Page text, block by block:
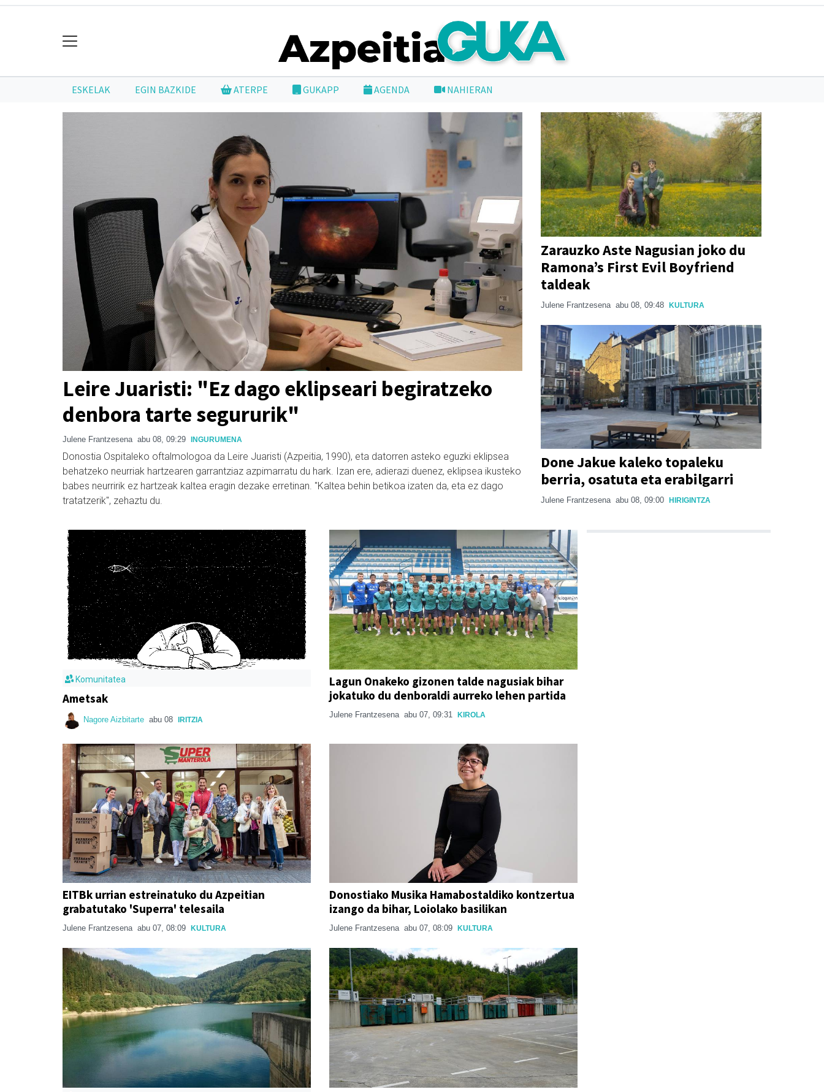
ESKELAK EGIN BAZKIDE ATERPE GUKAPP AGENDA NAHIERAN
Leire Juaristi: "Ez dago eklipseari begiratzeko
denbora tarte segururik"
Julene Frantzesena abu 08, 09:29 INGURUMENA
Donostia Ospitaleko oftalmologoa da Leire Juaristi (Azpeitia, 1990), eta datorren asteko eguzki eklipsea
behatzeko neurriak hartzearen garrantziaz azpimarratu du hark. Izan ere, adierazi duenez, eklipsea ikusteko
babes neurririk ez hartzeak kaltea eragin dezake erretinan. "Kaltea behin betikoa izaten da, eta ez dago
tratatzerik", zehaztu du.
Zarauzko Aste Nagusian joko du
Ramona’s First Evil Boyfriend
taldeak
Julene Frantzesena abu 08, 09:48 KULTURA
Done Jakue kaleko topaleku
berria, osatuta eta erabilgarri
Julene Frantzesena abu 08, 09:00 HIRIGINTZA
Komunitatea
Ametsak
Nagore Aizbitarte abu 08 IRITZIA
Lagun Onakeko gizonen talde nagusiak bihar
jokatuko du denboraldi aurreko lehen partida
Julene Frantzesena abu 07, 09:31 KIROLA
EITBk urrian estreinatuko du Azpeitian
grabatutako 'Superra' telesaila
Julene Frantzesena abu 07, 08:09 KULTURA
Donostiako Musika Hamabostaldiko kontzertua
izango da bihar, Loiolako basilikan
Julene Frantzesena abu 07, 08:09 KULTURA